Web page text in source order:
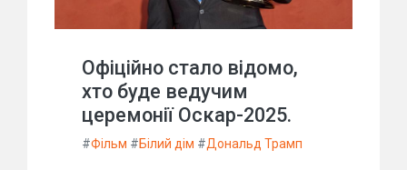
Офіційно стало відомо,
хто буде ведучим
церемонії Оскар-2025.
#Фільм #Білий дім #Дональд Трамп